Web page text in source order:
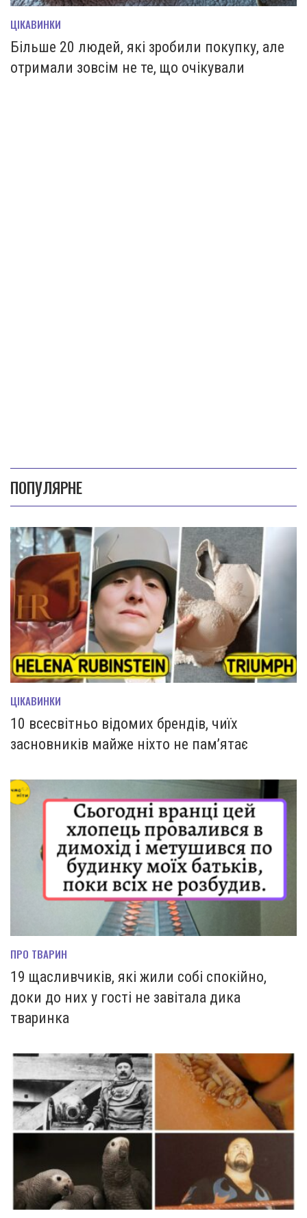
ЦІКАВИНКИ
Більше 20 людей, які зробили покупку, але
отримали зовсім не те, що очікували
ПОПУЛЯРНЕ
ЦІКАВИНКИ
10 всесвітньо відомих брендів, чиїх
засновників майже ніхто не пам’ятає
ПРО ТВАРИН
19 щасливчиків, які жили собі спокійно,
доки до них у гості не завітала дика
тваринка